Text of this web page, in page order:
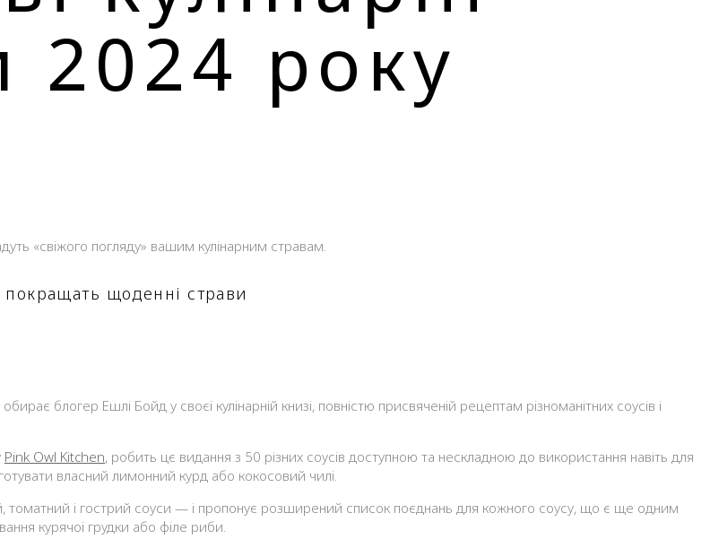
2024 року
«свіжого погляду» вашим кулінарним стравам.
покращать щоденні страви
блогер Ешлі Бойд у своєї кулінарній книзі, повністю присвяченій рецептам різноманітних соусів і
Pink Owl Kitchen, робить цє видання з 50 різних соусів доступною та нескладною до використання навіть для
власний лимонний курд або кокосовий чилі.
і гострий соуси — і пропонує розширений список поєднань для кожного соусу, що є ще одним
курячої грудки або філе риби.